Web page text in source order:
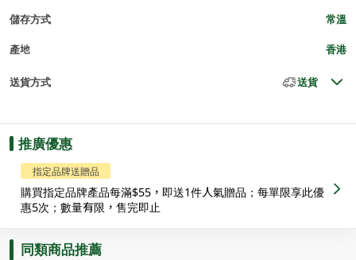
儲存方式 常溫
產地 香港
送貨方式 送貨
推廣優惠
指定品牌送贈品
購買指定品牌產品每滿$55，即送1件人氣贈品；每單限享此優
惠5次；數量有限，售完即止
同類商品推薦